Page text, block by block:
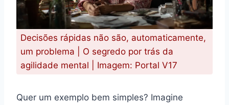
Decisões rápidas não são, automaticamente,
um problema | O segredo por trás da
agilidade mental | Imagem: Portal V17
Quer um exemplo bem simples? Imagine